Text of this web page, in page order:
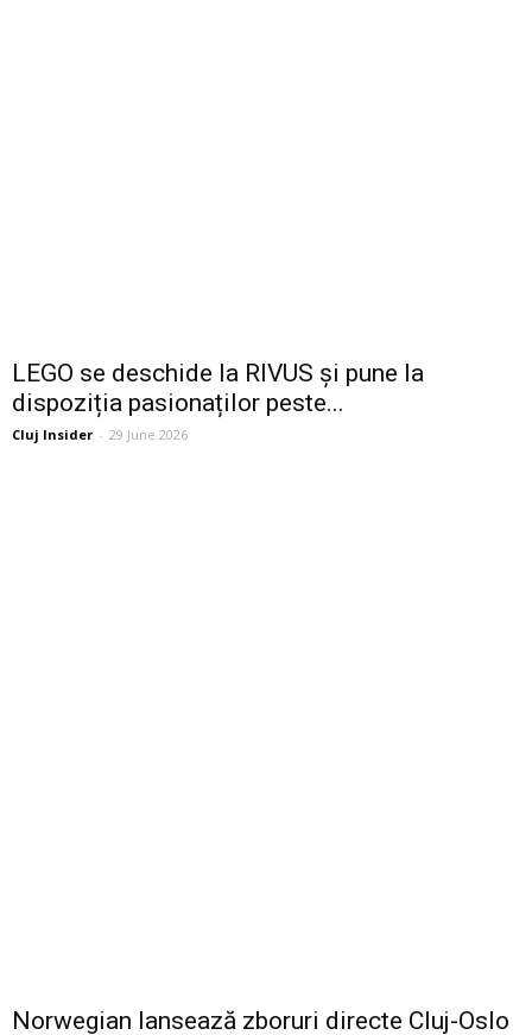
LEGO se deschide la RIVUS și pune la
dispoziția pasionaților peste...
Cluj Insider - 29 June 2026
Norwegian lansează zboruri directe Cluj-Oslo